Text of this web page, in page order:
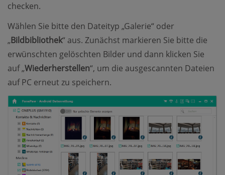
checken.
Wählen Sie bitte den Dateityp „Galerie“ oder
„Bildbibliothek“ aus. Zunächst markieren Sie bitte die
erwünschten gelöschten Bilder und dann klicken Sie
auf „Wiederherstellen“, um die ausgescannten Dateien
auf PC erneut zu speichern.